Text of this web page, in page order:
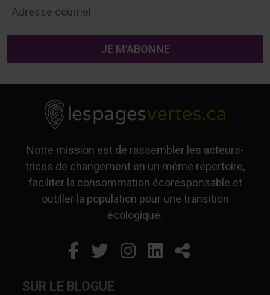
Notre mission est de rassembler les acteurs-
trices de changement en un même répertoire,
faciliter la consommation écoresponsable et
outiller la population pour une transition
écologique.
Facebook
Ce lien s'ouvrira dans
Twitter
Ce lien s'ouvrira
Instagram
Ce lien s'ouvrira
LinkedIn
Ce lienPartager
SUR LE BLOGUE